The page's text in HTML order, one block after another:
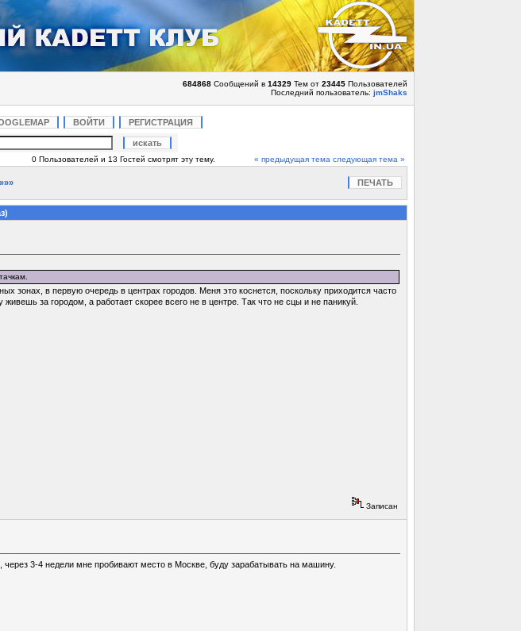
684868Сообщений в 14329Тем от 23445Пользователей
Последний пользователь: jmShaks
ВОЙТИ РЕГИСТРАЦИЯ
0 Пользователей и 13 Гостей смотрят эту тему. « предыдущая тема следующая тема »
»»» ПЕЧАТЬ
зонах, в первую очередь в центрах городов. Меня это коснется, поскольку приходится часто
за городом, а работает скорее всего не в центре. Так что не сцы и не паникуй.
Записан
3-4 недели мне пробивают место в Москве, буду зарабатывать на машину.